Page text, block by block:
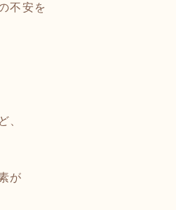
不安を
、
が